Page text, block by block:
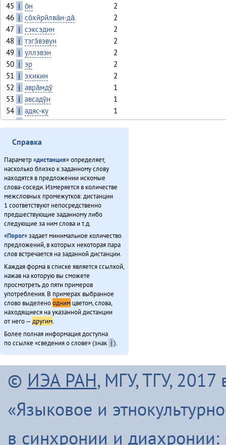
45 i о̄н
2
46 i со̄хӣрӣлва̄н-да̄
2
47 i сэксэдин
2
48 i тэгэ̄вэвун
2
49 i уллэвэн
2
50 i эр
2
51
i эхикин
2
52 i авра̄мдӯ
1
53 i авсадӯн
1
54 i адяс-ку
1
55 i а̄нӈӯ
1
57 i асӣчӣ
58 i атырканын
59 i ахака̄н
60 i ахӣва
61 i ахӣдӯви
1
62 i ахӣи
63 i ахӣнӯн
64 i ахӣнӯнин
65 i ахӣнӯнми
1
66 i ахия
1
68 i ая
69 i аямат
70 i аяӈӈан
71 i бакакса
72 i бар-сох
73 i баяндиви
74 i баянма
1
75 i бе̄рулдукпи-гӯ
1
76 i бе̄рутка̄нма̄н
1
77 i бидечэ
1
78 i бидиӈэн
1
i би-кэ
80 i бисэн
1
82
бихӣвэ̄н
1
Справка
Параметр «дистанция» определяет,
насколько близко к заданному слову
находятся в предложении искомые
слова-соседи. Измеряется в количестве
межсловных промежутков: дистанции
1 соответствуют непосредственно
предшествующие заданному либо
следующие за ним слова и т.д.
«Порог» задает минимальное количество
предложений, в которых некоторая пара
слов встречается на заданной дистанции.
Каждая форма в списке является ссылкой,
нажав на которую вы сможете
просмотреть до пяти примеров
употребления. В примерах выбранное
слово выделеноодним цветом, слова,
находящиеся на указанной дистанции
от него —другим.
Более полная информация доступна
по ссылке «сведения о слове» (знак ℹ ).
© ИЭА РАН, МГУ, ТГУ, 2017
«Языковое и
в синхронии и диахронии: